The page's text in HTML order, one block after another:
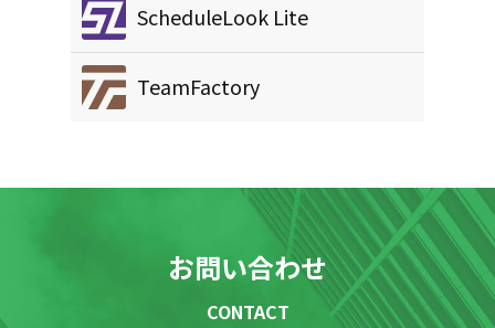
ScheduleLook Lite
TeamFactory
お問い合わせ
CONTACT